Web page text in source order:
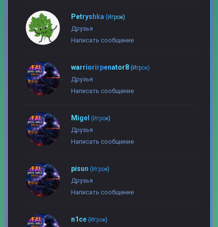
Petryshka (Игрок)
Друзья
Написать сообщение
warriorirpenator8 (Игрок)
Друзья
Написать сообщение
Migel (Игрок)
Друзья
Написать сообщение
pisun (Игрок)
Друзья
Написать сообщение
n1ce (Игрок)